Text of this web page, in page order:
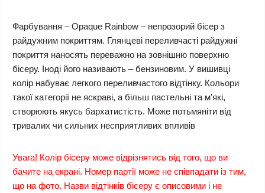
Фарбування – Opaque Rainbow – непрозорий бісер з
райдужним покриттям. Глянцеві переливчасті райдужні
покриття наносять переважно на зовнішню поверхню
бісеру. Іноді його називають – бензиновим. У вишивці
колір набуває легкого переливчастого відтінку. Кольори
такої категорії не яскраві, а більш пастельні та м'які,
створюють якусь бархатистість. Може потьмяніти від
тривалих чи сильних несприятливих впливів
Увага! Колір бісеру може відрізнятись від того, що ви
бачите на екрані. Номер партії може не співпадати із тим,
що на фото. Назви відтінків бісеру є описовими і не